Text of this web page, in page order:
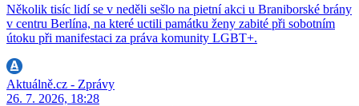
Několik tisíc lidí se v neděli sešlo na pietní akci u Braniborské brány
v centru Berlína, na které uctili památku ženy zabité při sobotním
útoku při manifestaci za práva komunity LGBT+.
Aktuálně.cz - Zprávy
26. 7. 2026, 18:28